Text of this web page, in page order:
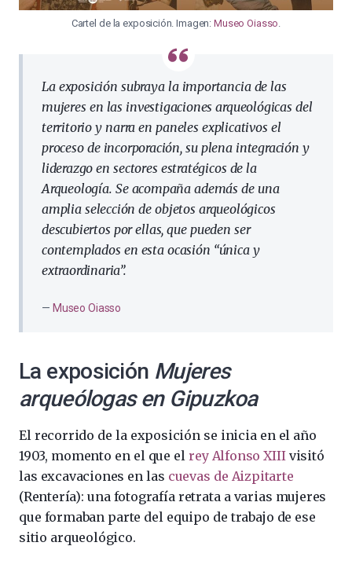
Cartel de la exposición. Imagen:Museo Oiasso.
La exposición subraya la importancia de las
mujeres en las investigaciones arqueológicas del
territorio y narra en paneles explicativos el
proceso de incorporación, su plena integración y
liderazgo en sectores estratégicos de la
Arqueología. Se acompaña además de una
amplia selección de objetos arqueológicos
descubiertos por ellas, que pueden ser
contemplados en esta ocasión “única y
extraordinaria”.
Museo Oiasso
La exposición Mujeres
arqueólogas en Gipuzkoa
El recorrido de la exposición se inicia en el año
1903, momento en el que elrey Alfonso XIIIvisitó
las excavaciones en las cuevas de Aizpitarte
(Rentería): una fotografía retrata a varias mujeres
que formaban parte del equipo de trabajo de ese
sitio arqueológico.